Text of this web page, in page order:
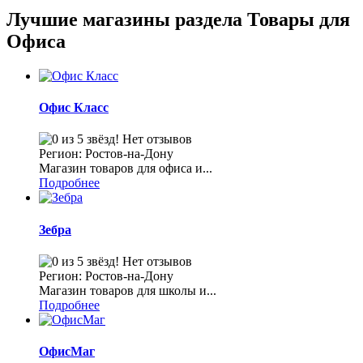
Лучшие магазины раздела Товары для
Офиса
Офис Класс
Нет отзывов
Регион: Ростов-на-Дону
Магазин товаров для офиса и...
Подробнее
Зебра
Нет отзывов
Регион: Ростов-на-Дону
Магазин товаров для школы и...
Подробнее
ОфисМаг